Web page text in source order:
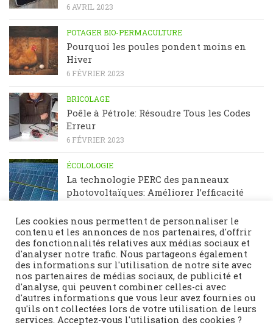
6 AVRIL 2023
POTAGER BIO-PERMACULTURE
Pourquoi les poules pondent moins en
Hiver
6 FÉVRIER 2023
BRICOLAGE
Poêle à Pétrole: Résoudre Tous les Codes
Erreur
6 FÉVRIER 2023
ÉCOLOLOGIE
La technologie PERC des panneaux
photovoltaïques: Améliorer l’efficacité
23 JANVIER 2023
Les cookies nous permettent de personnaliser le
contenu et les annonces de nos partenaires, d'offrir
des fonctionnalités relatives aux médias sociaux et
d'analyser notre trafic. Nous partageons également
des informations sur l'utilisation de notre site avec
nos partenaires de médias sociaux, de publicité et
d'analyse, qui peuvent combiner celles-ci avec
d'autres informations que vous leur avez fournies ou
qu'ils ont collectées lors de votre utilisation de leurs
services. Acceptez-vous l'utilisation des cookies ?